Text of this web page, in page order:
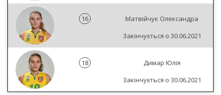
16
Матвійчук Олександра
Закінчується о 30.06.2021
18
Димар Юлія
Закінчується о 30.06.2021